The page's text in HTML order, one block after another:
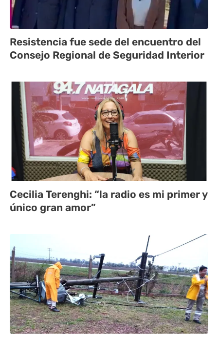
Resistencia fue sede del encuentro del
Consejo Regional de Seguridad Interior
Cecilia Terenghi: “la radio es mi primer y
único gran amor”